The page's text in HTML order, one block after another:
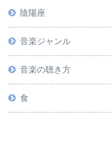
陰陽座
音楽ジャンル
音楽の聴き方
食